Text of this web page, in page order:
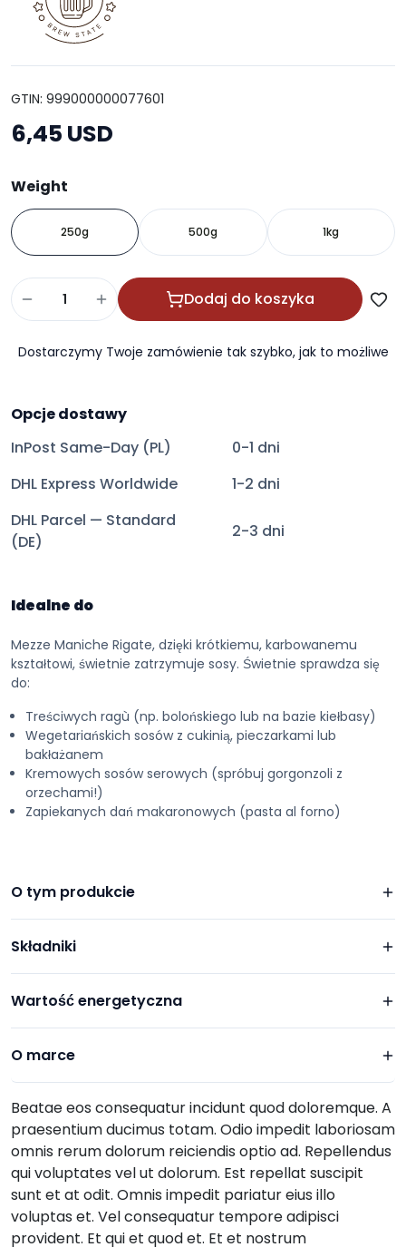
GTIN: 999000000077601
6,45 USD
Weight
250g 500g 1kg
Dodaj do koszyka
Dostarczymy Twoje zamówienie tak szybko, jak to możliwe
Opcje dostawy
InPost Same-Day (PL)
0-1 dni
DHL Express Worldwide
1-2 dni
DHL Parcel — Standard
(DE)
2-3 dni
Idealne do
Mezze Maniche Rigate, dzięki krótkiemu, karbowanemu
kształtowi, świetnie zatrzymuje sosy. Świetnie sprawdza się
do:
Treściwych ragù (np. bolońskiego lub na bazie kiełbasy)
Wegetariańskich sosów z cukinią, pieczarkami lub
bakłażanem
Kremowych sosów serowych (spróbuj gorgonzoli z
orzechami!)
Zapiekanych dań makaronowych (pasta al forno)
O tym produkcie
Składniki
Wartość energetyczna
O marce
Beatae eos consequatur incidunt quod doloremque. A
praesentium ducimus totam. Odio impedit laboriosam
omnis rerum dolorum reiciendis optio ad. Repellendus
qui voluptates vel ut dolorum. Est repellat suscipit
sunt et at odit. Omnis impedit pariatur eius illo
voluptas et. Vel consequatur tempore adipisci
provident. Et qui et quod et. Et et nostrum